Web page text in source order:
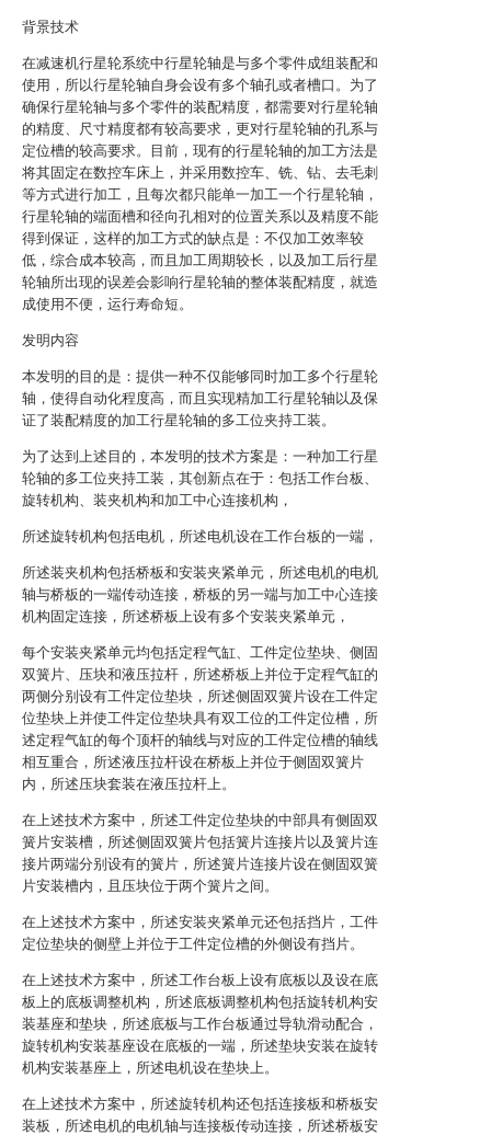
背景技术
在减速机行星轮系统中行星轮轴是与多个零件成组装配和
使用，所以行星轮轴自身会设有多个轴孔或者槽口。为了
确保行星轮轴与多个零件的装配精度，都需要对行星轮轴
的精度、尺寸精度都有较高要求，更对行星轮轴的孔系与
定位槽的较高要求。目前，现有的行星轮轴的加工方法是
将其固定在数控车床上，并采用数控车、铣、钻、去毛刺
等方式进行加工，且每次都只能单一加工一个行星轮轴，
行星轮轴的端面槽和径向孔相对的位置关系以及精度不能
得到保证，这样的加工方式的缺点是：不仅加工效率较
低，综合成本较高，而且加工周期较长，以及加工后行星
轮轴所出现的误差会影响行星轮轴的整体装配精度，就造
成使用不便，运行寿命短。
发明内容
本发明的目的是：提供一种不仅能够同时加工多个行星轮
轴，使得自动化程度高，而且实现精加工行星轮轴以及保
证了装配精度的加工行星轮轴的多工位夹持工装。
为了达到上述目的，本发明的技术方案是：一种加工行星
轮轴的多工位夹持工装，其创新点在于：包括工作台板、
旋转机构、装夹机构和加工中心连接机构，
所述旋转机构包括电机，所述电机设在工作台板的一端，
所述装夹机构包括桥板和安装夹紧单元，所述电机的电机
轴与桥板的一端传动连接，桥板的另一端与加工中心连接
机构固定连接，所述桥板上设有多个安装夹紧单元，
每个安装夹紧单元均包括定程气缸、工件定位垫块、侧固
双簧片、压块和液压拉杆，所述桥板上并位于定程气缸的
两侧分别设有工件定位垫块，所述侧固双簧片设在工件定
位垫块上并使工件定位垫块具有双工位的工件定位槽，所
述定程气缸的每个顶杆的轴线与对应的工件定位槽的轴线
相互重合，所述液压拉杆设在桥板上并位于侧固双簧片
内，所述压块套装在液压拉杆上。
在上述技术方案中，所述工件定位垫块的中部具有侧固双
簧片安装槽，所述侧固双簧片包括簧片连接片以及簧片连
接片两端分别设有的簧片，所述簧片连接片设在侧固双簧
片安装槽内，且压块位于两个簧片之间。
在上述技术方案中，所述安装夹紧单元还包括挡片，工件
定位垫块的侧壁上并位于工件定位槽的外侧设有挡片。
在上述技术方案中，所述工作台板上设有底板以及设在底
板上的底板调整机构，所述底板调整机构包括旋转机构安
装基座和垫块，所述底板与工作台板通过导轨滑动配合，
旋转机构安装基座设在底板的一端，所述垫块安装在旋转
机构安装基座上，所述电机设在垫块上。
在上述技术方案中，所述旋转机构还包括连接板和桥板安
装板，所述电机的电机轴与连接板传动连接，所述桥板安